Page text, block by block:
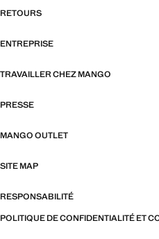
RETOURS
ENTREPRISE
TRAVAILLER CHEZ MANGO
PRESSE
MANGO OUTLET
SITE MAP
RESPONSABILITÉ
POLITIQUE DE CONFIDENTIALITÉ ET